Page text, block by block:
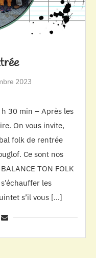
2023
30 min – Après les
On vous invite,
folk de rentrée
Ce sont nos
TON FOLK
les
s’il vous […]